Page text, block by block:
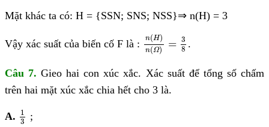
Mặt khác ta có: H = {SSN; SNS; NSS}⇒ n(H) = 3
Vậy xác suất của biến cố F là : n(H)
n(Ω) = 3
8
n(H) Ω)
.
Câu 7. Gieo hai con xúc xắc. Xác suất để tổng số chấm
trên hai mặt xúc xắc chia hết cho 3 là.
A.
1
3
1
;